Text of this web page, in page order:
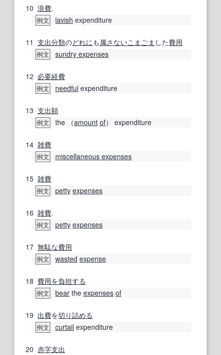
10 浪費.
例文 lavish expenditure
11 支出分類のどれにも 属さないこまごま した費用
例文 sundry expenses
12 必要経費
例文 needful expenditure
13 支出額
例文 the （amount of） expenditure
14 雑費
例文 miscellaneous expenses
15 雑費
例文 petty expenses
16 雑費.
例文 petty expenses
17 無駄な費用
例文 wasted expense
18 費用を負担する
例文 bear the expenses of
19 出費を切り詰める
例文 curtail expenditure
20 赤字支出